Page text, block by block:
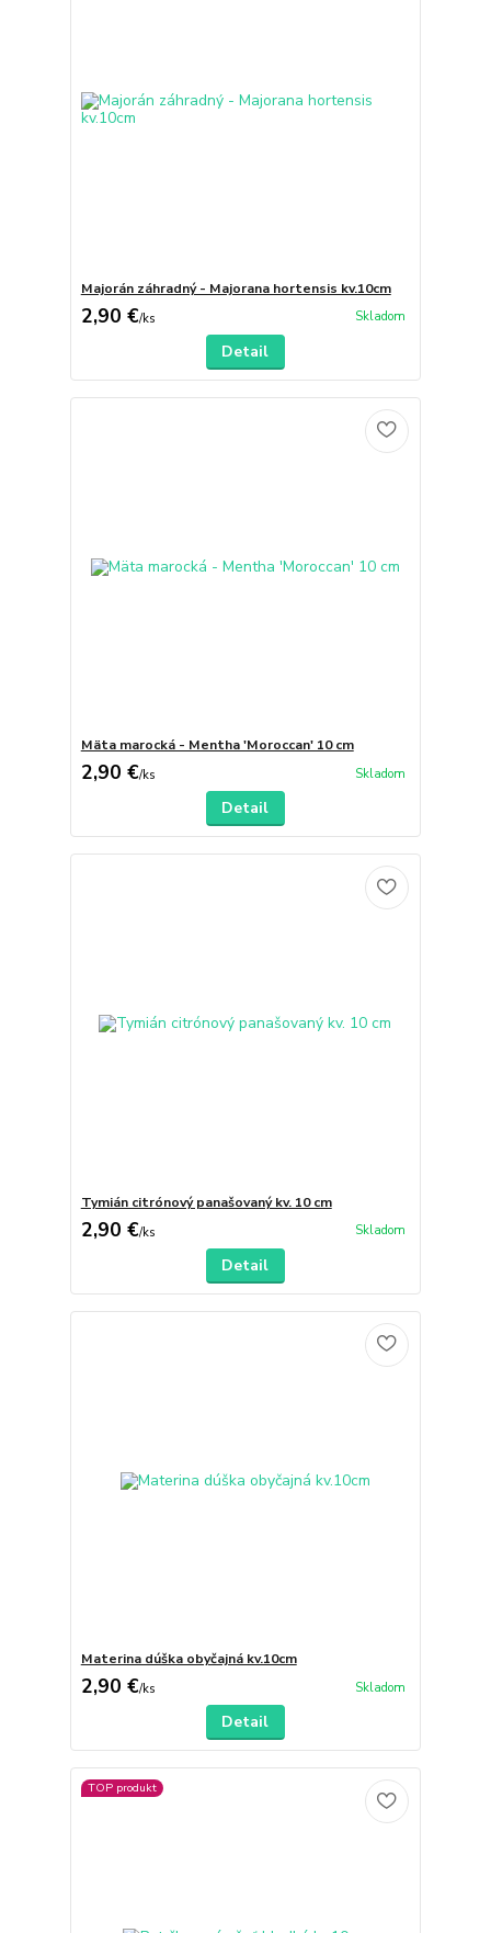
Majorán záhradný - Majorana hortensis kv.10cm
2,90 €/ks Skladom
Detail
Mäta marocká - Mentha 'Moroccan' 10 cm
2,90 €/ks Skladom
Detail
Tymián citrónový panašovaný kv. 10 cm
2,90 €/ks Skladom
Detail
Materina dúška obyčajná kv.10cm
2,90 €/ks Skladom
Detail
TOP produkt